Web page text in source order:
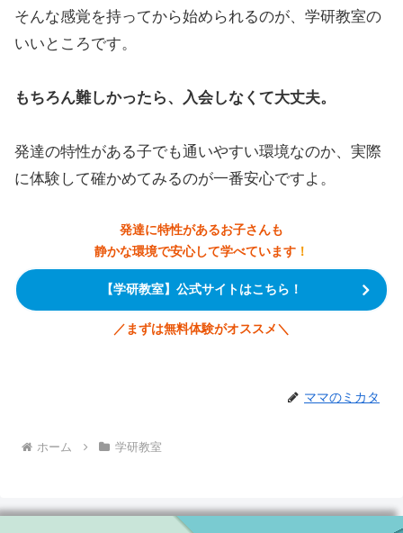
そんな感覚を持ってから始められるのが、学研教室の
いいところです。
もちろん難しかったら、入会しなくて大丈夫。
発達の特性がある子でも通いやすい環境なのか、実際
に体験して確かめてみるのが一番安心ですよ。
発達に特性があるお子さんも
静かな環境で安心して学べています ！
【学研教室】公式サイトはこちら！
／ まずは無料体験がオススメ ＼
ママのミカタ
ホーム 学研教室